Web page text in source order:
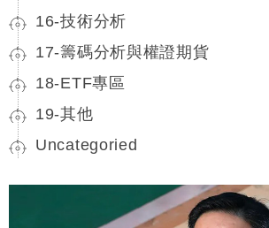
16-技術分析
17-籌碼分析與權證期貨
18-ETF專區
19-其他
Uncategoried